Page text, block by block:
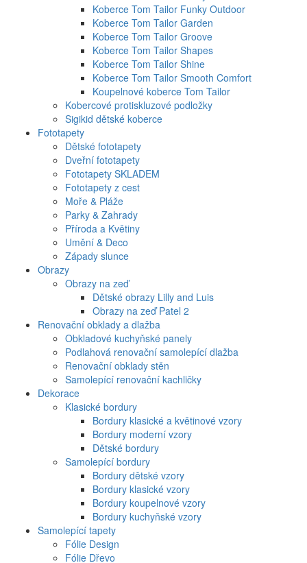
Koberce Tom Tailor Funky Outdoor
Koberce Tom Tailor Garden
Koberce Tom Tailor Groove
Koberce Tom Tailor Shapes
Koberce Tom Tailor Shine
Koberce Tom Tailor Smooth Comfort
Koupelnové koberce Tom Tailor
Kobercové protiskluzové podložky
Sigikid dětské koberce
Fototapety
Dětské fototapety
Dveřní fototapety
Fototapety SKLADEM
Fototapety z cest
Moře & Pláže
Parky & Zahrady
Příroda a Květiny
Umění & Deco
Západy slunce
Obrazy
Obrazy na zeď
Dětské obrazy Lilly and Luis
Obrazy na zeď Patel 2
Renovační obklady a dlažba
Obkladové kuchyňské panely
Podlahová renovační samolepící dlažba
Renovační obklady stěn
Samolepící renovační kachličky
Dekorace
Klasické bordury
Bordury klasické a květinové vzory
Bordury moderní vzory
Dětské bordury
Samolepící bordury
Bordury dětské vzory
Bordury klasické vzory
Bordury koupelnové vzory
Bordury kuchyňské vzory
Samolepící tapety
Fólie Design
Fólie Dřevo